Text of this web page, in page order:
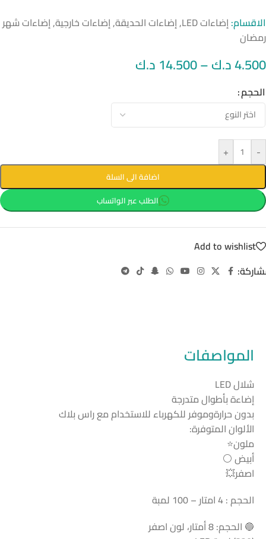
الاقسام:إضاءات LED ,إضاءات الحديقة,إضاءات خارجية,إضاءات شهر
رمضان
4.500د.ك–
14.500د.ك
الحجم
-
+
اضافة الى السلة
الطلب عبر الواتساب
Add to wishlist
المواصفات
شلال LED
إضاءة بأطوال متدرجة
بدون حرارةوموفر للكهرباء للاستخدام مع راس بلاك
الألوان المتوفرة:
ملون⭐
أبيض ⚪
اصفر💥
الحجم : 4 امتار – 100 لمبة
🔵 الحجم: 8 أمتار، لون اصفر